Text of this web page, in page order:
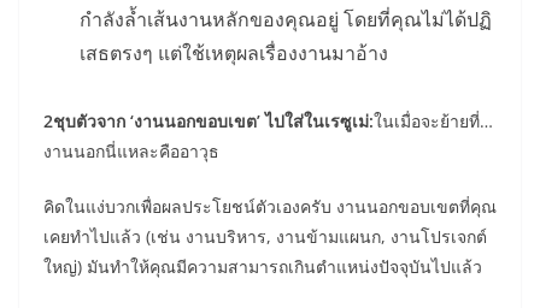
กำลังล้ำเส้นงานหลักของคุณอยู่ โดยที่คุณไม่ได้ปฏิ
เสธตรงๆ แต่ใช้เหตุผลเรื่องงานมาอ้าง
2ชุบตัวจาก ‘งานนอกขอบเขต’ ไปใส่ในเรซูเม่:ในเมื่อจะย้ายที่…
งานนอกนี่แหละคืออาวุธ
คิดในแง่บวกเพื่อผลประโยชน์ตัวเองครับ งานนอกขอบเขตที่คุณ
เคยทำไปแล้ว (เช่น งานบริหาร, งานข้ามแผนก, งานโปรเจกต์
ใหญ่) มันทำให้คุณมีความสามารถเกินตำแหน่งปัจจุบันไปแล้ว